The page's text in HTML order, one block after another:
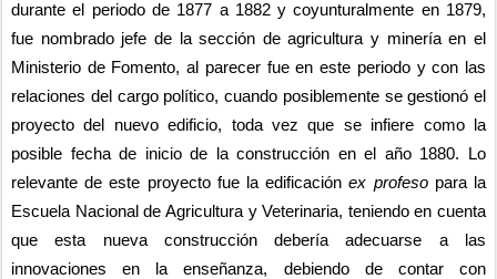
durante el periodo de 1877 a 1882 y coyunturalmente en 1879,
fue nombrado jefe de la sección de agricultura y minería en el
Ministerio de Fomento, al parecer fue en este periodo y con las
relaciones del cargo político, cuando posiblemente se gestionó el
proyecto del nuevo edificio, toda vez que se infiere como la
posible fecha de inicio de la construcción en el año 1880. Lo
relevante de este proyecto fue la edificación ex profeso para la
Escuela Nacional de Agricultura y Veterinaria, teniendo en cuenta
que esta nueva construcción debería adecuarse a las
innovaciones en la enseñanza, debiendo de contar con